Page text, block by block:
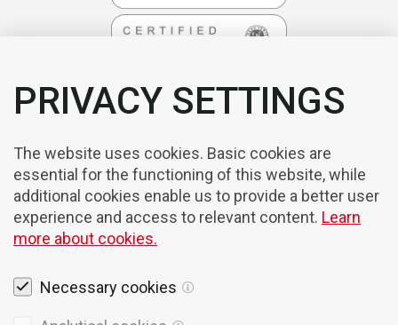
PRIVACY SETTINGS
The website uses cookies. Basic cookies are
essential for the functioning of this website, while
additional cookies enable us to provide a better user
experience and access to relevant content. Learn
more about cookies.
Necessary cookies